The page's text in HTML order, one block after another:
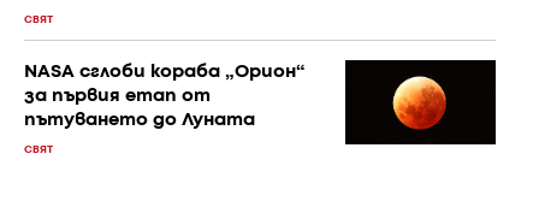
СВЯТ
NASA сглоби кораба „Орион“
за първия етап от
пътуването до Луната
СВЯТ